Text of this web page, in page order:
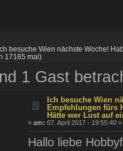
besuche Wien nächste Woche!
17165 mal)
1 Gast
Ich besuche Wien
Empfehlungen fürs
Hätte wer Lust auf
« am: 07. April 2017 - 19:55:40 »
Hallo liebe